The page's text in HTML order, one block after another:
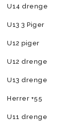
U14 drenge
U13 3 Piger
U12 piger
U12 drenge
U13 drenge
Herrer +55
U11 drenge